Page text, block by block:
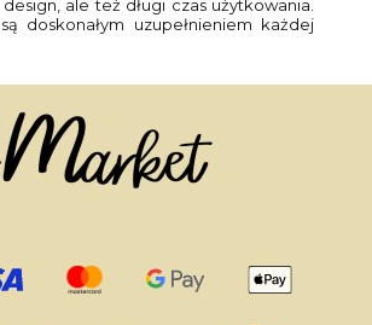
ale też długi czas użytkowania.
doskonałym uzupełnieniem każdej